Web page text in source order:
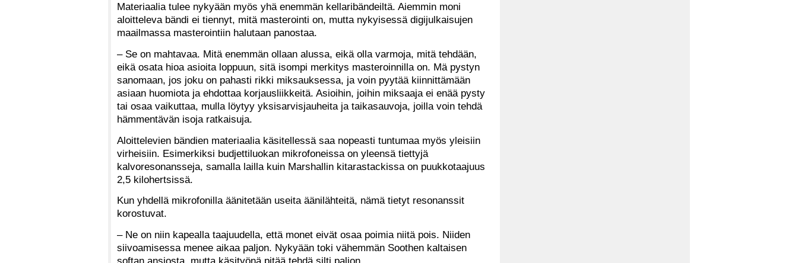
Materiaalia tulee nykyään myös yhä enemmän kellaribändeiltä. Aiemmin moni
aloitteleva bändi ei tiennyt, mitä masterointi on, mutta nykyisessä digijulkaisujen
maailmassa masterointiin halutaan panostaa.
– Se on mahtavaa. Mitä enemmän ollaan alussa, eikä olla varmoja, mitä tehdään,
eikä osata hioa asioita loppuun, sitä isompi merkitys masteroinnilla on. Mä pystyn
sanomaan, jos joku on pahasti rikki miksauksessa, ja voin pyytää kiinnittämään
asiaan huomiota ja ehdottaa korjausliikkeitä. Asioihin, joihin miksaaja ei enää pysty
tai osaa vaikuttaa, mulla löytyy yksisarvisjauheita ja taikasauvoja, joilla voin tehdä
hämmentävän isoja ratkaisuja.
Aloittelevien bändien materiaalia käsitellessä saa nopeasti tuntumaa myös yleisiin
virheisiin. Esimerkiksi budjettiluokan mikrofoneissa on yleensä tiettyjä
kalvoresonansseja, samalla lailla kuin Marshallin kitarastackissa on puukkotaajuus
2,5 kilohertsissä.
Kun yhdellä mikrofonilla äänitetään useita äänilähteitä, nämä tietyt resonanssit
korostuvat.
– Ne on niin kapealla taajuudella, että monet eivät osaa poimia niitä pois. Niiden
siivoamisessa menee aikaa paljon. Nykyään toki vähemmän Soothen kaltaisen